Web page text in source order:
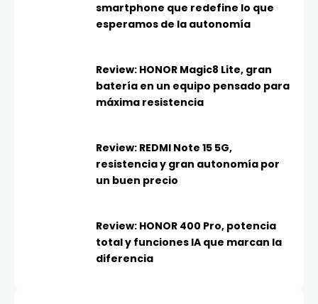
smartphone que redefine lo que
esperamos de la autonomía
Review: HONOR Magic8 Lite, gran
batería en un equipo pensado para
máxima resistencia
Review: REDMI Note 15 5G,
resistencia y gran autonomía por
un buen precio
Review: HONOR 400 Pro, potencia
total y funciones IA que marcan la
diferencia